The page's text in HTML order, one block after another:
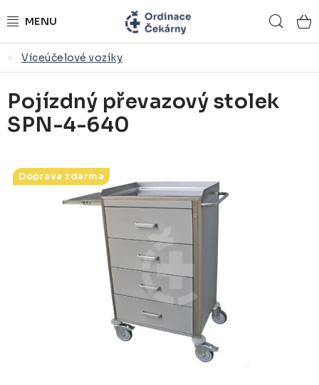
na
ORDINACE NA MÍRU
ZDRAVOTNICKÝ NÁBYTEK
LÉKAŘSKÉ VYBAVENÍ
REFERENCE
KONTAKTY
NÁSTROJOVÉ STOLKY
ZUBAŘSKÝ NÁBYTEK
Víceúčelové vozíky
Pojízdný převazový stolek
SPN-4-640
Doprava zdarma